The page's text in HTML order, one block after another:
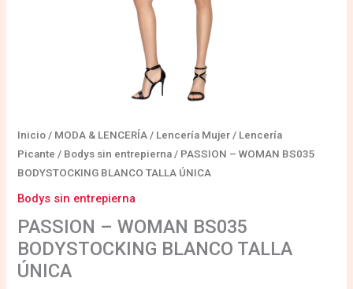
Inicio / MODA & LENCERÍA / Lencería Mujer / Lencería
Picante / Bodys sin entrepierna / PASSION – WOMAN BS035
BODYSTOCKING BLANCO TALLA ÚNICA
Bodys sin entrepierna
PASSION – WOMAN BS035
BODYSTOCKING BLANCO TALLA
ÚNICA